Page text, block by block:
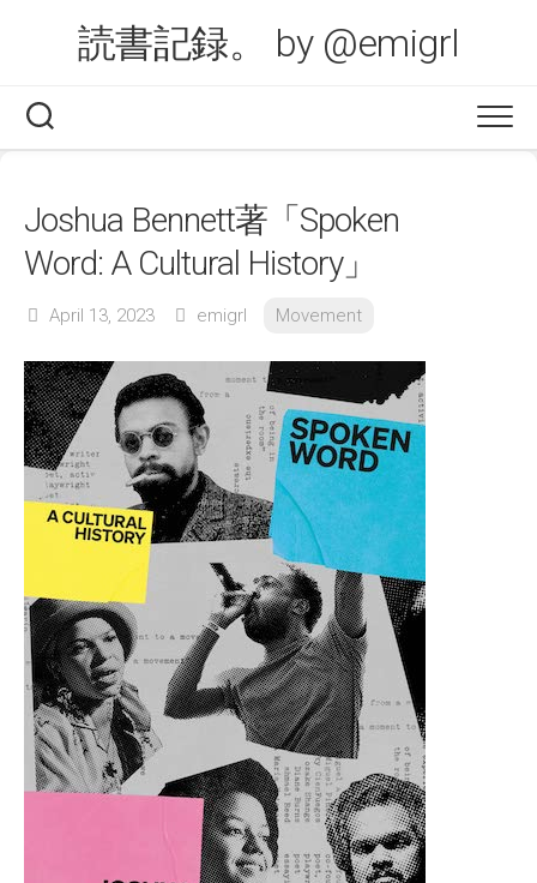
読書記録。 by @emigrl
Joshua Bennett著「Spoken
Word: A Cultural History」
April 13, 2023 emigrl Movement